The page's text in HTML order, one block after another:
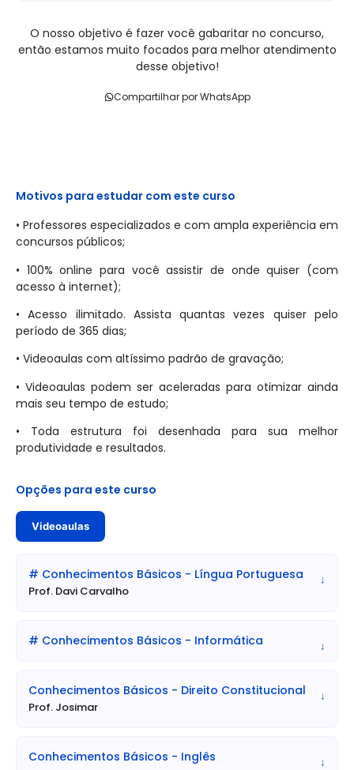
Motivos para estudar com este curso
• Professores especializados e com ampla experiência em
concursos públicos;
• 100% online para você assistir de onde quiser (com
acesso à internet);
• Acesso ilimitado. Assista quantas vezes quiser pelo
período de 365 dias;
• Videoaulas com altíssimo padrão de gravação;
• Videoaulas podem ser aceleradas para otimizar ainda
mais seu tempo de estudo;
• Toda estrutura foi desenhada para sua melhor
produtividade e resultados.
Opções para este curso
Videoaulas
# Conhecimentos Básicos - Língua Portuguesa
Prof. Davi Carvalho
↓
# Conhecimentos Básicos - Informática ↓
Conhecimentos Básicos - Direito Constitucional
Prof. Josimar
↓
Conhecimentos Básicos - Inglês ↓
O nosso objetivo é fazer você gabaritar no concurso,
então estamos muito focados para melhor atendimento
desse objetivo!
Compartilhar por WhatsApp